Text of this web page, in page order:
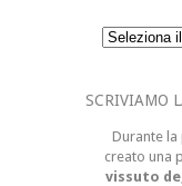
Archivi
SCRIVIAMO
Durante la
creato una
vissuto